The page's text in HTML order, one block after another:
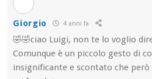
Giorgio 4 anni fa
🤣🤣ciao Luigi, non te lo voglio
Comunque è un piccolo gesto di
insignificante e scontato che